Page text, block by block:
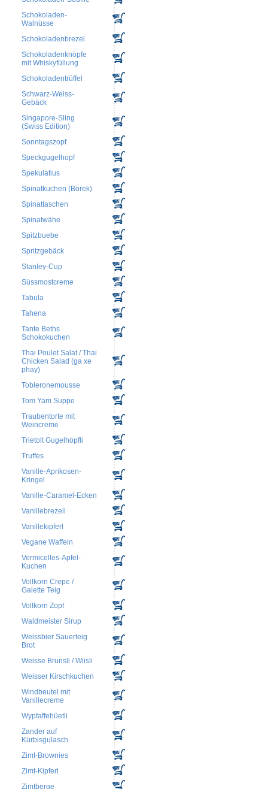
Schokoladen-
Walnüsse
Schokoladenbrezel
Schokoladenknöpfe
mit Whiskyfüllung
Schokoladentrüffel
Schwarz-Weiss-
Gebäck
Singapore-Sling
(Swiss Edition)
Sonntagszopf
Speckgugelhopf
Spekulatius
Spinatkuchen (Börek)
Spinattaschen
Spinatwähe
Spitzbuebe
Spritzgebäck
Stanley-Cup
Süssmostcreme
Tabula
Tahena
Tante Beths
Schokokuchen
Thai Poulet Salat / Thai
Chicken Salad (ga xe
phay)
Tobleronemousse
Tom Yam Suppe
Traubentorte mit
Weincreme
Trietolt Gugelhöpfli
Truffes
Vanille-Aprikosen-
Kringel
Vanille-Caramel-Ecken
Vanillebrezeli
Vanillekipferl
Vegane Waffeln
Vermicelles-Apfel-
Kuchen
Vollkorn Crepe /
Galette Teig
Vollkorn Zopf
Waldmeister Sirup
Weissbier Sauerteig
Brot
Weisse Brunsli / Wiisli
Weisser Kirschkuchen
Windbeutel mit
Vanillecreme
Wypfaffehüetli
Zander auf
Kürbisgulasch
Zimt-Brownies
Zimt-Kipferl
Zimtberge